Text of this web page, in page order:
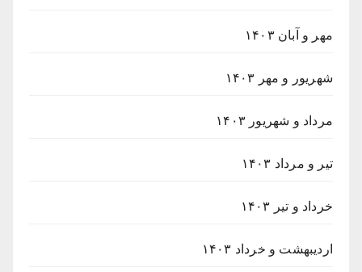
مهر و آبان ۱۴۰۳
شهریور و مهر ۱۴۰۳
مرداد و شهریور ۱۴۰۳
تیر و مرداد ۱۴۰۳
خرداد و تیر ۱۴۰۳
اردیبهشت و خرداد ۱۴۰۳